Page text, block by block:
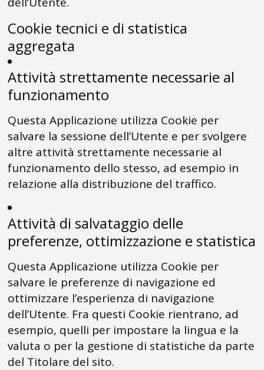
Cookie tecnici e di statistica
aggregata
Attività strettamente necessarie al
funzionamento
Questa Applicazione utilizza Cookie per
salvare la sessione dell’Utente e per svolgere
altre attività strettamente necessarie al
funzionamento dello stesso, ad esempio in
relazione alla distribuzione del traffico.
Attività di salvataggio delle
preferenze, ottimizzazione e statistica
Questa Applicazione utilizza Cookie per
salvare le preferenze di navigazione ed
ottimizzare l’esperienza di navigazione
dell’Utente. Fra questi Cookie rientrano, ad
esempio, quelli per impostare la lingua e la
valuta o per la gestione di statistiche da parte
del Titolare del sito.